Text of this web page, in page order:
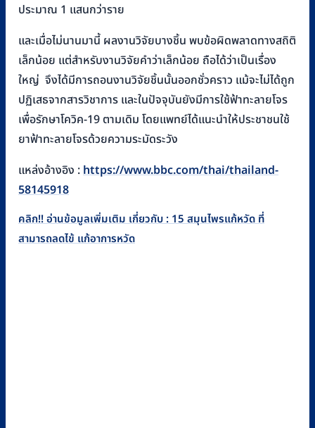
ประมาณ 1 แสนกว่าราย
และเมื่อไม่นานมานี้ ผลงานวิจัยบางชิ้น พบข้อผิดพลาดทางสถิติ
เล็กน้อย แต่สำหรับงานวิจัยคำว่าเล็กน้อย ถือได้ว่าเป็นเรื่อง
ใหญ่ จึงได้มีการถอนงานวิจัยชิ้นนั้นออกชั่วคราว แม้จะไม่ได้ถูก
ปฏิเสธจากสารวิชาการ และในปัจจุบันยังมีการใช้ฟ้าทะลายโจร
เพื่อรักษาโควิค-19 ตามเดิม โดยแพทย์ได้แนะนำให้ประชาชนใช้
ยาฟ้าทะลายโจรด้วยความระมัดระวัง
แหล่งอ้างอิง :https://www.bbc.com/thai/thailand-
58145918
คลิก!! อ่านข้อมูลเพิ่มเติม เกี่ยวกับ : 15 สมุนไพรแก้หวัด ที่
สามารถลดไข้ แก้อาการหวัด